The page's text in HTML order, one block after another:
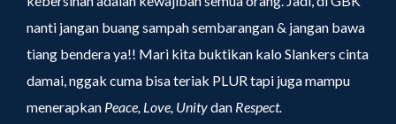
nanti jangan buang sampah sembarangan & jangan bawa
tiang bendera ya!! Mari kita buktikan kalo Slankers cinta
damai, nggak cuma bisa teriak PLUR tapi juga mampu
menerapkan Peace, Love, Unitydan Respect.